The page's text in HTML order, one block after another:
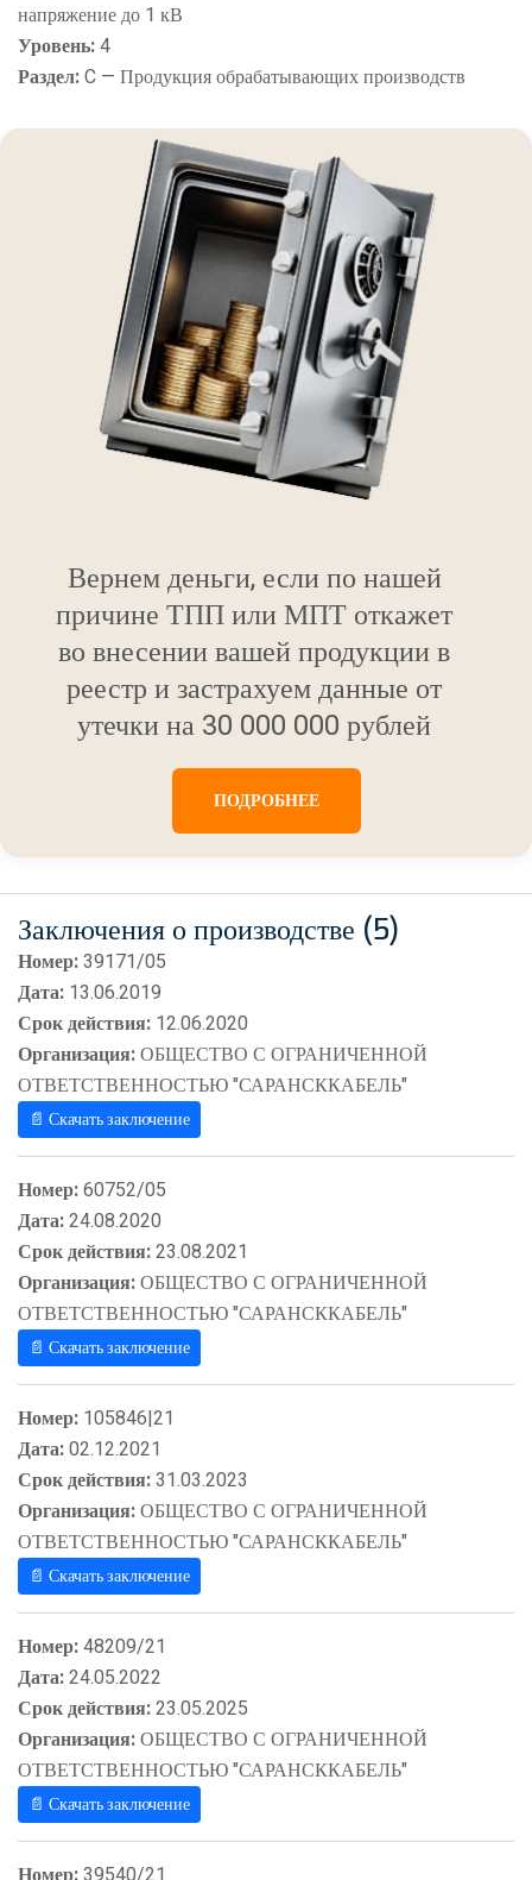
напряжение до 1 кВ
Уровень:4
Раздел:C — Продукция обрабатывающих производств
Вернем деньги, если по нашей
причине ТПП или МПТ откажет
во внесении вашей продукции в
реестр и застрахуем данные от
утечки на 30 000 000 рублей
ПОДРОБНЕЕ
Заключения о производстве (5)
Номер:39171/05
Дата: 13.06.2019
Срок действия: 12.06.2020
Организация:ОБЩЕСТВО С ОГРАНИЧЕННОЙ
ОТВЕТСТВЕННОСТЬЮ "САРАНСККАБЕЛЬ"
📄 Скачать заключение
Номер:60752/05
Дата:24.08.2020
Срок действия:23.08.2021
Организация:ОБЩЕСТВО С ОГРАНИЧЕННОЙ
ОТВЕТСТВЕННОСТЬЮ "САРАНСККАБЕЛЬ"
📄 Скачать заключение
Номер: 105846|21
Дата:02.12.2021
Срок действия:31.03.2023
Организация:ОБЩЕСТВО С ОГРАНИЧЕННОЙ
ОТВЕТСТВЕННОСТЬЮ "САРАНСККАБЕЛЬ"
📄 Скачать заключение
Номер:48209/21
Дата:24.05.2022
Срок действия:23.05.2025
Организация:ОБЩЕСТВО С ОГРАНИЧЕННОЙ
ОТВЕТСТВЕННОСТЬЮ "САРАНСККАБЕЛЬ"
📄 Скачать заключение